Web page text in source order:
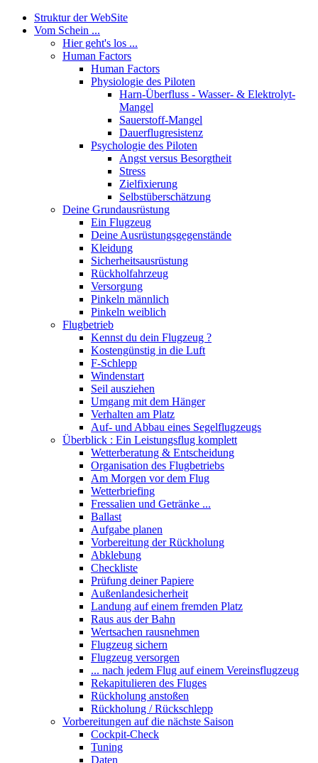
Struktur der WebSite
Vom Schein ...
Hier geht's los ...
Human Factors
Human Factors
Physiologie des Piloten
Harn-Überfluss - Wasser- & Elektrolyt-
Mangel
Sauerstoff-Mangel
Dauerflugresistenz
Psychologie des Piloten
Angst versus Besorgtheit
Stress
Zielfixierung
Selbstüberschätzung
Deine Grundausrüstung
Ein Flugzeug
Deine Ausrüstungsgegenstände
Kleidung
Sicherheitsausrüstung
Rückholfahrzeug
Versorgung
Pinkeln männlich
Pinkeln weiblich
Flugbetrieb
Kennst du dein Flugzeug ?
Kostengünstig in die Luft
F-Schlepp
Windenstart
Seil ausziehen
Umgang mit dem Hänger
Verhalten am Platz
Auf- und Abbau eines Segelflugzeugs
Überblick : Ein Leistungsflug komplett
Wetterberatung & Entscheidung
Organisation des Flugbetriebs
Am Morgen vor dem Flug
Wetterbriefing
Fressalien und Getränke ...
Ballast
Aufgabe planen
Vorbereitung der Rückholung
Abklebung
Checkliste
Prüfung deiner Papiere
Außenlandesicherheit
Landung auf einem fremden Platz
Raus aus der Bahn
Wertsachen rausnehmen
Flugzeug sichern
Flugzeug versorgen
... nach jedem Flug auf einem Vereinsflugzeug
Rekapitulieren des Fluges
Rückholung anstoßen
Rückholung / Rückschlepp
Vorbereitungen auf die nächste Saison
Cockpit-Check
Tuning
Daten